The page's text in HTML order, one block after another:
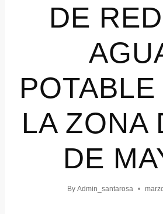
DE
LA ZONA
DE
By Admin_santarosa